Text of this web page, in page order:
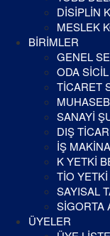
DİSİPLİN
MESLEK
BİRİMLER
GENEL
ODA
TİCARET
SANAYİ
DIŞ
İŞ
K YETKİ
TİO
SAYISAL
SİGORTA
ÜYELER